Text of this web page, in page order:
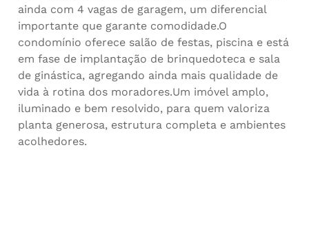
ainda com 4 vagas de garagem, um diferencial
importante que garante comodidade.O
condomínio oferece salão de festas, piscina e está
em fase de implantação de brinquedoteca e sala
de ginástica, agregando ainda mais qualidade de
vida à rotina dos moradores.Um imóvel amplo,
iluminado e bem resolvido, para quem valoriza
planta generosa, estrutura completa e ambientes
acolhedores.